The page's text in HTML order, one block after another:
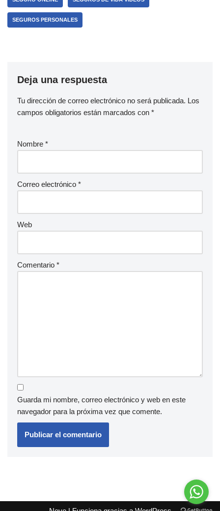
SEGUROS PERSONALES
Deja una respuesta
Tu dirección de correo electrónico no será publicada. Los
campos obligatorios están marcados con *
Nombre *
Correo electrónico *
Web
Comentario *
Guarda mi nombre, correo electrónico y web en este
navegador para la próxima vez que comente.